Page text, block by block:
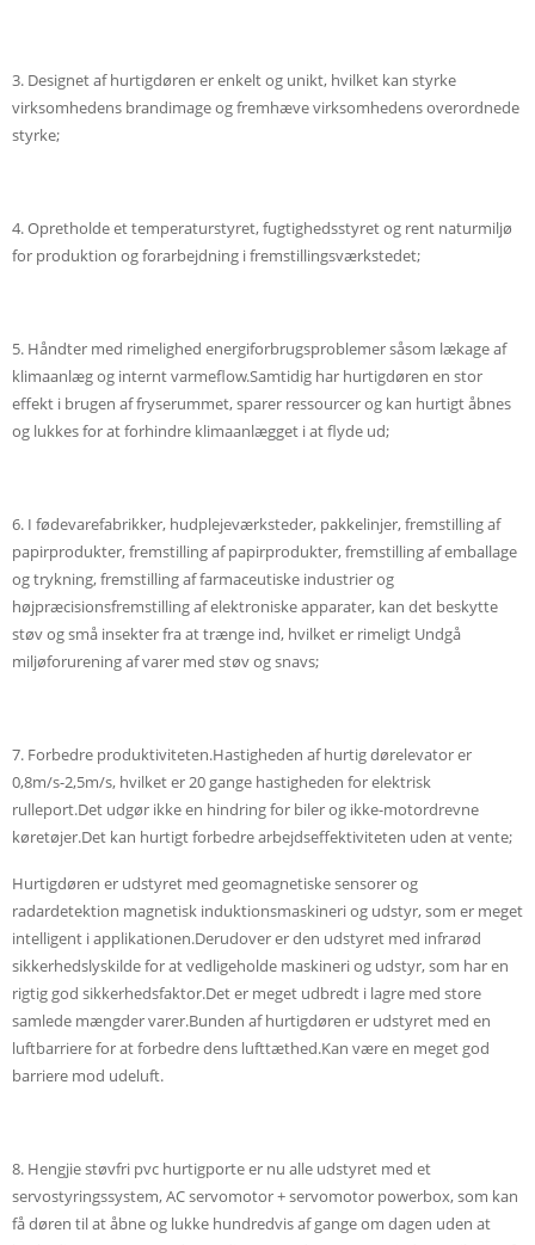
3. Designet af hurtigdøren er enkelt og unikt, hvilket kan styrke
virksomhedens brandimage og fremhæve virksomhedens overordnede
styrke;
4. Opretholde et temperaturstyret, fugtighedsstyret og rent naturmiljø
for produktion og forarbejdning i fremstillingsværkstedet;
5. Håndter med rimelighed energiforbrugsproblemer såsom lækage af
klimaanlæg og internt varmeflow.Samtidig har hurtigdøren en stor
effekt i brugen af ​​fryserummet, sparer ressourcer og kan hurtigt åbnes
og lukkes for at forhindre klimaanlægget i at flyde ud;
6. I fødevarefabrikker, hudplejeværksteder, pakkelinjer, fremstilling af
papirprodukter, fremstilling af papirprodukter, fremstilling af emballage
og trykning, fremstilling af farmaceutiske industrier og
højpræcisionsfremstilling af elektroniske apparater, kan det beskytte
støv og små insekter fra at trænge ind, hvilket er rimeligt Undgå
miljøforurening af varer med støv og snavs;
7. Forbedre produktiviteten.Hastigheden af ​​hurtig dørelevator er
0,8m/s-2,5m/s, hvilket er 20 gange hastigheden for elektrisk
rulleport.Det udgør ikke en hindring for biler og ikke-motordrevne
køretøjer.Det kan hurtigt forbedre arbejdseffektiviteten uden at vente;
Hurtigdøren er udstyret med geomagnetiske sensorer og
radardetektion magnetisk induktionsmaskineri og udstyr, som er meget
intelligent i applikationen.Derudover er den udstyret med infrarød
sikkerhedslyskilde for at vedligeholde maskineri og udstyr, som har en
rigtig god sikkerhedsfaktor.Det er meget udbredt i lagre med store
samlede mængder varer.Bunden af ​​hurtigdøren er udstyret med en
luftbarriere for at forbedre dens lufttæthed.Kan være en meget god
barriere mod udeluft.
8. Hengjie støvfri pvc hurtigporte er nu alle udstyret med et
servostyringssystem, AC servomotor + servomotor powerbox, som kan
få døren til at åbne og lukke hundredvis af gange om dagen uden at